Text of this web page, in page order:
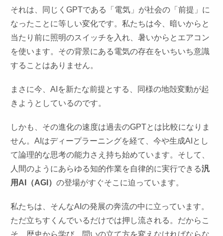
それは、同じくGPTである「電気」が社会の「前提」に
なったことに等しい変化です。私たちは今、暗いからと
当たり前に照明のスイッチを入れ、暑いからとエアコン
を使います。その背景にある電気の存在をいちいち意識
することはありません。
まさに今、AIを新たな前提とする、同様の地殻変動が起
きようとしているのです。
しかも、その進化の速度は過去のGPTとは比較になりま
せん。AIはディープラーニングを経て、今や生成AIとし
て論理的な思考の能力さえ持ち始めています。そして、
人間のようにあらゆる知的作業を自律的に実行できる汎
用AI（AGI）の登場がすぐそこに迫っています。
私たちは、そんなAIの発展の奔流の中に立っています。
ただ立ちすくんでいるだけでは押し流される。だからこ
そ、歴史から学び、問いの立て方を変えなければならな